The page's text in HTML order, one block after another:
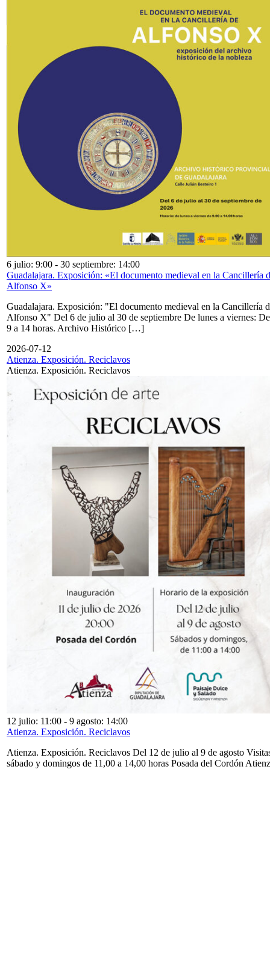
6 julio: 9:00 - 30 septiembre: 14:00
Guadalajara. Exposición: «El documento medieval en la Cancillería
Alfonso X»
Guadalajara. Exposición: "El documento medieval en la Cancillería
Alfonso X" Del 6 de julio al 30 de septiembre De lunes a viernes: De
9 a 14 horas. Archivo Histórico […]
2026-07-12
Atienza. Exposición. Reciclavos
Atienza. Exposición. Reciclavos
12 julio: 11:00 - 9 agosto: 14:00
Atienza. Exposición. Reciclavos
Atienza. Exposición. Reciclavos Del 12 de julio al 9 de agosto
sábado y domingos de 11,00 a 14,00 horas Posada del Cordón